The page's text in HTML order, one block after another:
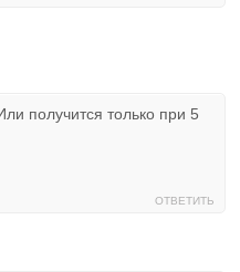
получится только при 5
ОТВЕТИТЬ